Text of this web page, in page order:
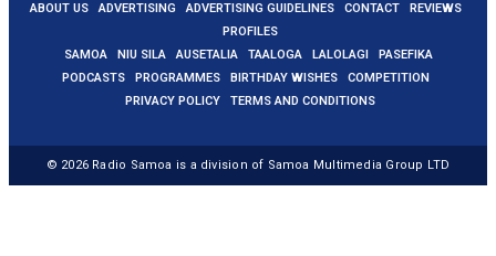
ABOUT US ADVERTISING ADVERTISING GUIDELINES CONTACT
REVIEWS
PROFILES
SAMOA
NIU SILA AUSETALIA TAALOGA LALOLAGI
PASEFIKA
PODCASTS
PROGRAMMES BIRTHDAY WISHES
COMPETITION
PRIVACY POLICY
TERMS AND CONDITIONS
© 2026 Radio Samoa is a division of Samoa Multimedia Group LTD